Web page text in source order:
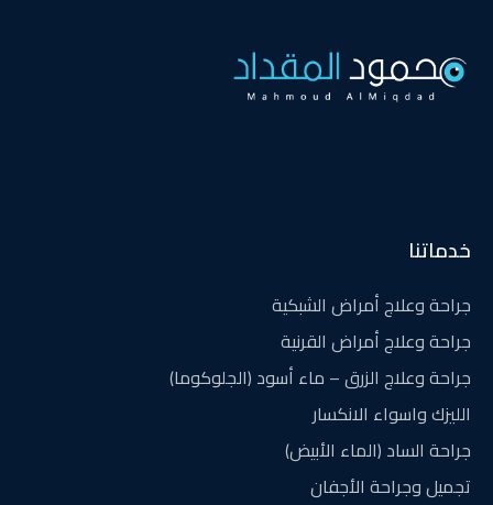
خدماتنا
جراحة وعلاج أمراض الشبكية
جراحة وعلاج أمراض القرنية
جراحة وعلاج الزرق – ماء أسود (الجلوكوما)
الليزك واسواء الانكسار
جراحة الساد (الماء الأبيض)
تجميل وجراحة الأجفان